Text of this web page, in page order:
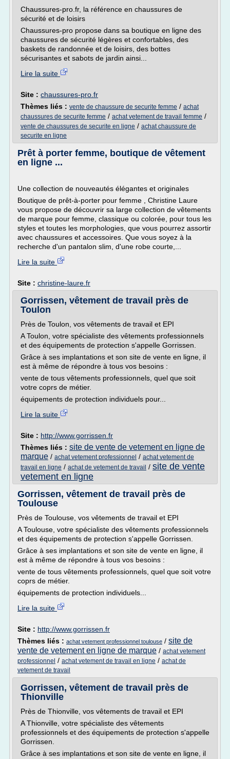
Chaussures-pro.fr, la référence en chaussures de
sécurité et de loisirs
Chaussures-pro propose dans sa boutique en ligne des
chaussures de sécurité légères et confortables, des
baskets de randonnée et de loisirs, des bottes
sécurisantes et sabots de jardin ainsi...
Lire la suite
Site : chaussures-pro.fr
Thèmes liés : vente de chaussure de securite femme / achat
chaussures de securite femme / achat vetement de travail femme /
vente de chaussures de securite en ligne / achat chaussure de
securite en ligne
Prêt à porter femme, boutique de vêtement
en ligne ...
Une collection de nouveautés élégantes et originales
Boutique de prêt-à-porter pour femme , Christine Laure
vous propose de découvrir sa large collection de vêtements
de marque pour femme, classique ou colorée, pour tous les
styles et toutes les morphologies, que vous pourrez assortir
avec chaussures et accessoires. Que vous soyez à la
recherche d'un pantalon slim, d'une robe courte,...
Lire la suite
Site : christine-laure.fr
Gorrissen, vêtement de travail près de
Toulon
Près de Toulon, vos vêtements de travail et EPI
A Toulon, votre spécialiste des vêtements professionnels
et des équipements de protection s'appelle Gorrissen.
Grâce à ses implantations et son site de vente en ligne, il
est à même de répondre à tous vos besoins :
vente de tous vêtements professionnels, quel que soit
votre coprs de métier.
équipements de protection individuels pour...
Lire la suite
Site : http://www.gorrissen.fr
Thèmes liés : site de vente de vetement en ligne de
marque / achat vetement professionnel / achat vetement de
travail en ligne / achat de vetement de travail / site de vente
vetement en ligne
Gorrissen, vêtement de travail près de
Toulouse
Près de Toulouse, vos vêtements de travail et EPI
A Toulouse, votre spécialiste des vêtements professionnels
et des équipements de protection s'appelle Gorrissen.
Grâce à ses implantations et son site de vente en ligne, il
est à même de répondre à tous vos besoins :
vente de tous vêtements professionnels, quel que soit votre
coprs de métier.
équipements de protection individuels...
Lire la suite
Site : http://www.gorrissen.fr
Thèmes liés : achat vetement professionnel toulouse / site de
vente de vetement en ligne de marque / achat vetement
professionnel / achat vetement de travail en ligne / achat de
vetement de travail
Gorrissen, vêtement de travail près de
Thionville
Près de Thionville, vos vêtements de travail et EPI
A Thionville, votre spécialiste des vêtements
professionnels et des équipements de protection s'appelle
Gorrissen.
Grâce à ses implantations et son site de vente en ligne, il